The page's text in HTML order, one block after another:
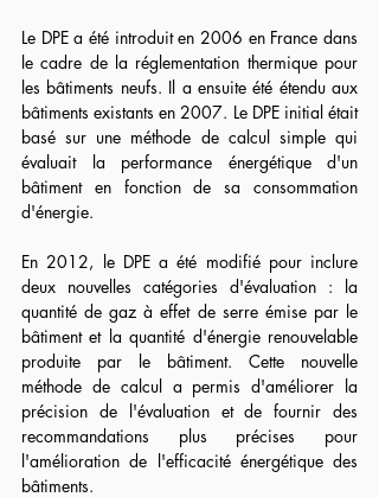
Le DPE a été introduit en 2006 en France dans
le cadre de la réglementation thermique pour
les bâtiments neufs. Il a ensuite été étendu aux
bâtiments existants en 2007. Le DPE initial était
basé sur une méthode de calcul simple qui
évaluait la performance énergétique d'un
bâtiment en fonction de sa consommation
d'énergie.
En 2012, le DPE a été modifié pour inclure
deux nouvelles catégories d'évaluation : la
quantité de gaz à effet de serre émise par le
bâtiment et la quantité d'énergie renouvelable
produite par le bâtiment. Cette nouvelle
méthode de calcul a permis d'améliorer la
précision de l'évaluation et de fournir des
recommandations plus précises pour
l'amélioration de l'efficacité énergétique des
bâtiments.